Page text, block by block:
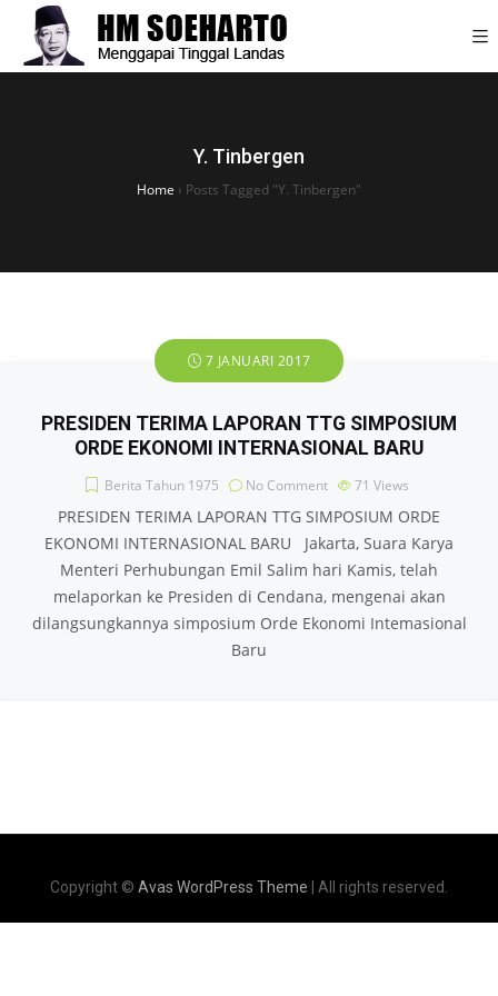
Y. Tinbergen
Home › Posts Tagged "Y. Tinbergen"
7 JANUARI 2017
PRESIDEN TERIMA LAPORAN TTG SIMPOSIUM
ORDE EKONOMI INTERNASIONAL BARU
Berita Tahun 1975 No Comment 71 Views
PRESIDEN TERIMA LAPORAN TTG SIMPOSIUM ORDE
EKONOMI INTERNASIONAL BARU Jakarta, Suara Karya
Menteri Perhubungan Emil Salim hari Kamis, telah
melaporkan ke Presiden di Cendana, mengenai akan
dilangsungkannya simposium Orde Ekonomi Intemasional
Baru
Copyright © Avas WordPress Theme | All rights reserved.